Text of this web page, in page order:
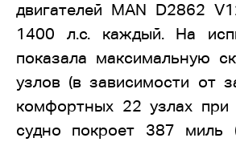
двигателей MAN D2862
1400 л.с. каждый. На
показала максимальную
узлов (в зависимости от
комфортных 22 узлах при
судно покроет 387 миль